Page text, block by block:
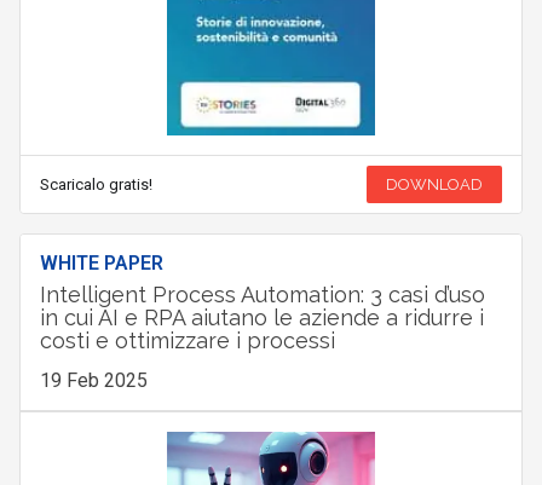
Scaricalo gratis! DOWNLOAD
WHITE PAPER
Intelligent Process Automation: 3 casi d’uso
in cui AI e RPA aiutano le aziende a ridurre i
costi e ottimizzare i processi
19 Feb 2025